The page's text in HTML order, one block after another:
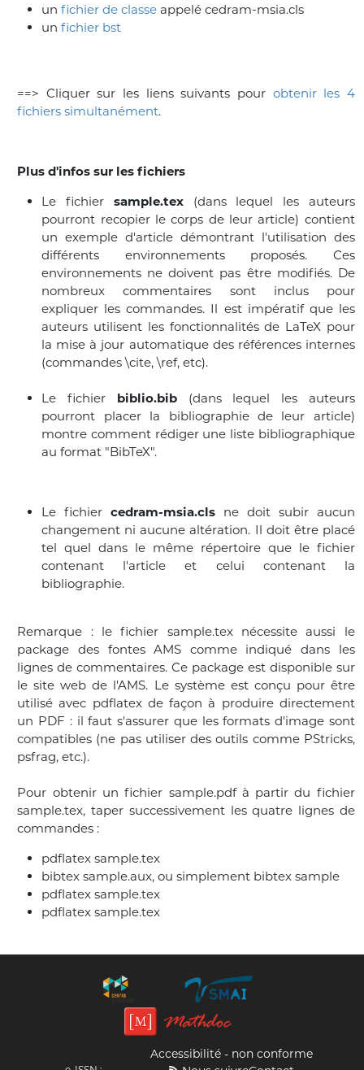
unfichier de classe appelé cedram-msia.cls
unfichier bst
==> Cliquer sur les liens suivants pour obtenir les 4
fichiers simultanément.
Plus d'infos sur les fichiers
Le fichier sample.tex (dans lequel les auteurs
pourront recopier le corps de leur article) contient
un exemple d'article démontrant l'utilisation des
différents environnements proposés. Ces
environnements ne doivent pas être modifiés. De
nombreux commentaires sont inclus pour
expliquer les commandes. Il est impératif que les
auteurs utilisent les fonctionnalités de LaTeX pour
la mise à jour automatique des références internes
(commandes \cite, \ref, etc).
Le fichier biblio.bib (dans lequel les auteurs
pourront placer la bibliographie de leur article)
montre comment rédiger une liste bibliographique
au format "BibTeX".
Le fichiercedram-msia.cls ne doit subir aucun
changement ni aucune altération. Il doit être placé
tel quel dans le même répertoire que le fichier
contenant l'article et celui contenant la
bibliographie.
Remarque : le fichier sample.tex nécessite aussi le
package des fontes AMS comme indiqué dans les
lignes de commentaires. Ce package est disponible sur
le site web de l'AMS. Le système est conçu pour être
utilisé avec pdflatex de façon à produire directement
un PDF : il faut s'assurer que les formats d'image sont
compatibles (ne pas utiliser des outils comme PStricks,
psfrag, etc.).
Pour obtenir un fichier sample.pdf à partir du fichier
sample.tex, taper successivement les quatre lignes de
commandes :
pdflatex sample.tex
bibtex sample.aux, ou simplement bibtex sample
pdflatex sample.tex
pdflatex sample.tex
Accessibilité - non conforme